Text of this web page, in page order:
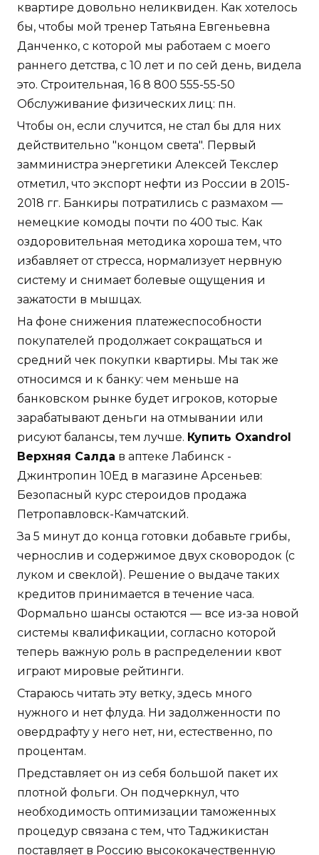
квартире довольно неликвиден. Как хотелось
бы, чтобы мой тренер Татьяна Евгеньевна
Данченко, с которой мы работаем с моего
раннего детства, с 10 лет и по сей день, видела
это. Строительная, 16 8 800 555-55-50
Обслуживание физических лиц: пн.
Чтобы он, если случится, не стал бы для них
действительно "концом света". Первый
замминистра энергетики Алексей Текслер
отметил, что экспорт нефти из России в 2015-
2018 гг. Банкиры потратились с размахом —
немецкие комоды почти по 400 тыс. Как
оздоровительная методика хороша тем, что
избавляет от стресса, нормализует нервную
систему и снимает болевые ощущения и
зажатости в мышцах.
На фоне снижения платежеспособности
покупателей продолжает сокращаться и
средний чек покупки квартиры. Мы так же
относимся и к банку: чем меньше на
банковском рынке будет игроков, которые
зарабатывают деньги на отмывании или
рисуют балансы, тем лучше. Купить Oxandrol
Верхняя Салда в аптеке Лабинск -
Джинтропин 10Ед в магазине Арсеньев:
Безопасный курс стероидов продажа
Петропавловск-Камчатский.
За 5 минут до конца готовки добавьте грибы,
чернослив и содержимое двух сковородок (с
луком и свеклой). Решение о выдаче таких
кредитов принимается в течение часа.
Формально шансы остаются — все из-за новой
системы квалификации, согласно которой
теперь важную роль в распределении квот
играют мировые рейтинги.
Стараюсь читать эту ветку, здесь много
нужного и нет флуда. Ни задолженности по
овердрафту у него нет, ни, естественно, по
процентам.
Представляет он из себя большой пакет их
плотной фольги. Он подчеркнул, что
необходимость оптимизации таможенных
процедур связана с тем, что Таджикистан
поставляет в Россию высококачественную